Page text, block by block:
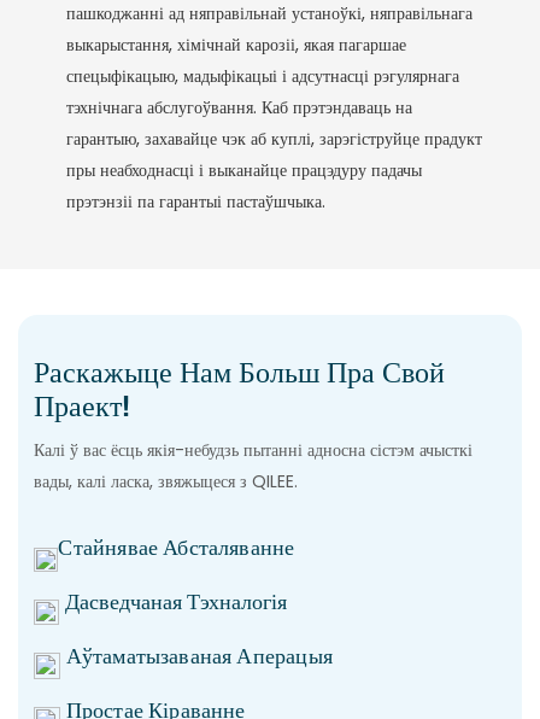
пашкоджанні ад няправільнай устаноўкі, няправільнага
выкарыстання, хімічнай карозіі, якая пагаршае
спецыфікацыю, мадыфікацыі і адсутнасці рэгулярнага
тэхнічнага абслугоўвання. Каб прэтэндаваць на
гарантыю, захавайце чэк аб куплі, зарэгіструйце прадукт
пры неабходнасці і выканайце працэдуру падачы
прэтэнзіі па гарантыі пастаўшчыка.
Раскажыце Нам Больш Пра Свой
Праект!
Калі ў вас ёсць якія-небудзь пытанні адносна сістэм ачысткі
вады, калі ласка, звяжыцеся з QILEE.
Стайнявае Абсталяванне
Дасведчаная Тэхналогія
Аўтаматызаваная Аперацыя
Простае Кіраванне